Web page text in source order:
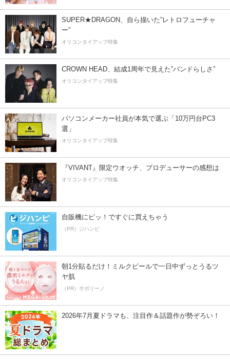
SUPER★DRAGON、自ら描いた”レトロフューチャ
ー”
オリコンタイアップ特集
CROWN HEAD、結成1周年で見えた”バンドらしさ”
オリコンタイアップ特集
パソコンメーカー社員が本気で選ぶ「10万円台PC3
選」
オリコンタイアップ特集
『VIVANT』限定ウオッチ、プロデューサーの感想は
オリコンタイアップ特集
自販機にピッ！ですぐに買えちゃう
（PR）ジハンピ
朝1分貼るだけ！ミルクピールで一日中ずっとうるツ
ヤ肌
（PR）サボリーノ
2026年7月夏ドラマも、注目作＆話題作が勢ぞろい！